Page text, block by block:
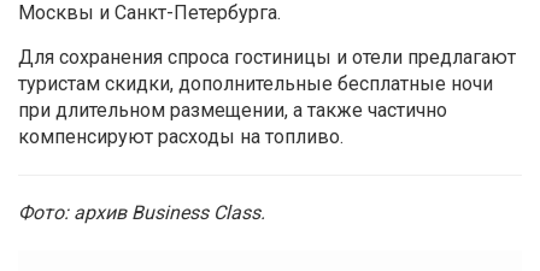
Москвы и Санкт-Петербурга.
Для сохранения спроса гостиницы и отели предлагают
туристам скидки, дополнительные бесплатные ночи
при длительном размещении, а также частично
компенсируют расходы на топливо.
Фото: архив Business Class.